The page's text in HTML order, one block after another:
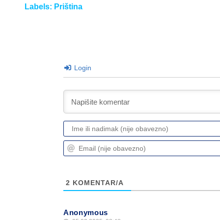
Labels: Priština
Login
2 KOMENTAR/A
Anonymous